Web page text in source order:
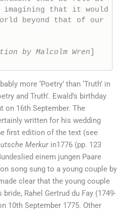
imagining that it would
beyond that of our
by Malcolm Wren
more ‘Poetry’ than ‘Truth’ in
and Truth’. Ewald’s birthday
on 16th September. The
written for his wedding
first edition of the text (see
Merkurin1776 (pp. 123
einem jungen Paare
song sung to a young couple by
clear that the young couple
Rahel Gertrud du Fay (1749-
10th September 1775. Other